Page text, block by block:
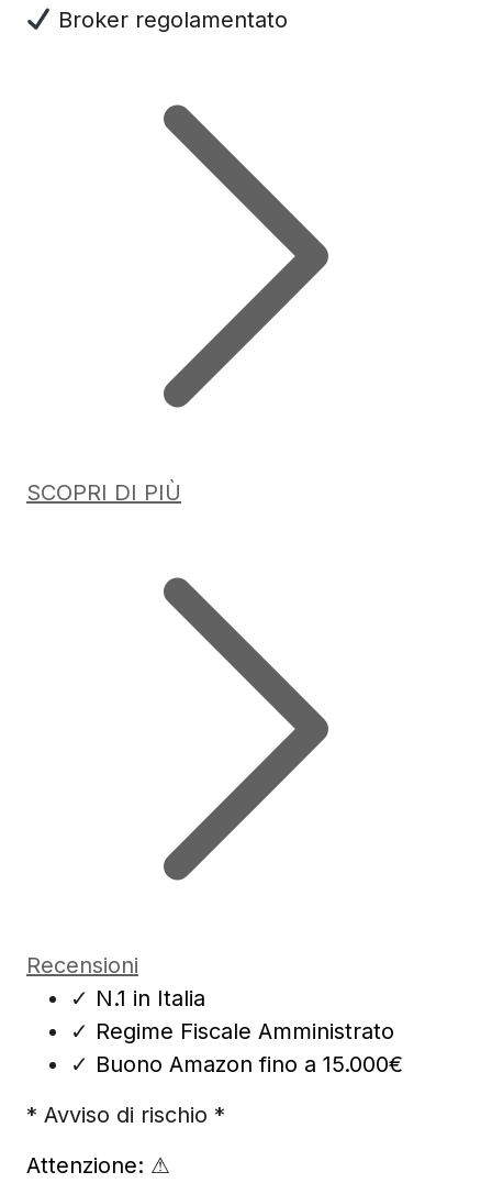
Broker regolamentato
SCOPRI DI PIÙ
Recensioni
✓ N.1 in Italia
✓ Regime Fiscale Amministrato
✓ Buono Amazon fino a 15.000€
* Avviso di rischio *
Attenzione: ⚠